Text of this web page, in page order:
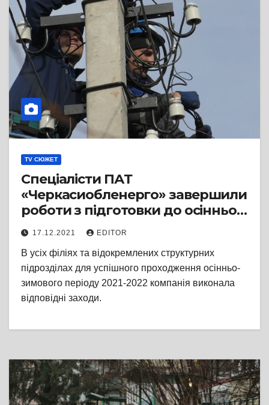
TV СЮЖЕТ
Спеціалісти ПАТ
«Черкасиобленерго» завершили
роботи з підготовки до осінньо-
зимового періоду
17.12.2021 EDITOR
В усіх філіях та відокремлених структурних
підрозділах для успішного проходження осінньо-
зимового періоду 2021-2022 компанія виконала
відповідні заходи.